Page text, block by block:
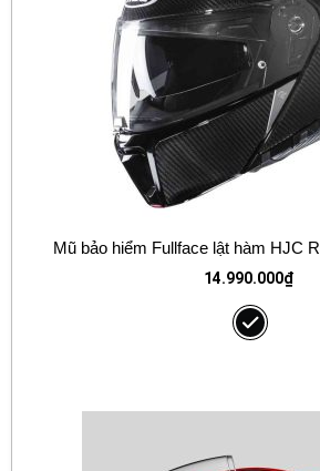
Mũ bảo hiểm Fullface lật hàm HJC
14.990.000₫